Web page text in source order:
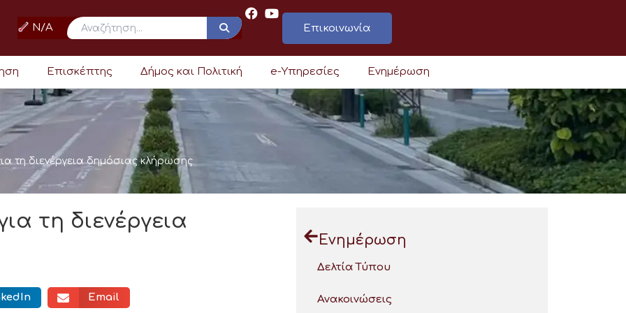
N/A Επικοινωνία
Επισκέπτης Δήμος και Πολιτική e-Υπηρεσίες Ενημέρωση
τη διενέργεια δημόσιας κλήρωσης
τη διενέργεια
Email
Ενημέρωση
Δελτία Τύπου
Ανακοινώσεις